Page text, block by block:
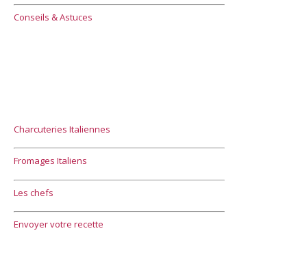
Conseils & Astuces
Charcuteries Italiennes
Fromages Italiens
Les chefs
Envoyer votre recette